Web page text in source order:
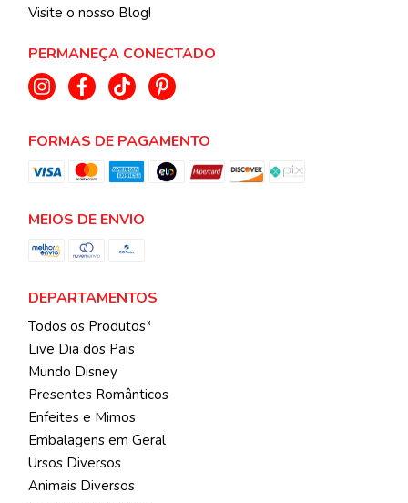
Visite o nosso Blog!
PERMANEÇA CONECTADO
FORMAS DE PAGAMENTO
MEIOS DE ENVIO
DEPARTAMENTOS
Todos os Produtos*
Live Dia dos Pais
Mundo Disney
Presentes Românticos
Enfeites e Mimos
Embalagens em Geral
Ursos Diversos
Animais Diversos